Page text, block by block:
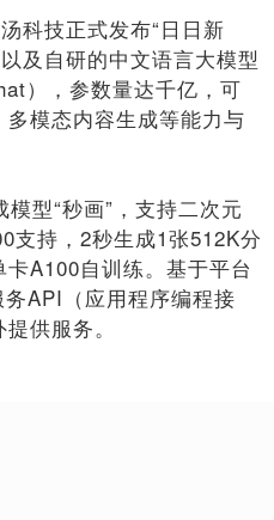
科技正式发布“日日新
及自研的中文语言大模型
），参数量达千亿，可
模态内容生成等能力与
型“秒画”，支持二次元
支持，2秒生成1张512K分
A100自训练。基于平台
API（应用程序编程接
供服务。